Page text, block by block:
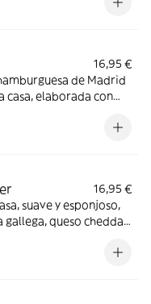
gruyère y cheddar
encurtido artesanal,
nueva salsa picosa
16,95 €
de Madrid
casa, elaborada con
16,95 €
suave y esponjoso,
gallega, queso cheddar,